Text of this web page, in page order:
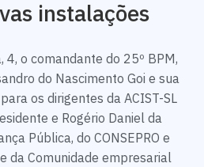
instalações
o comandante do 25º BPM,
do Nascimento Goi e sua
os dirigentes da ACIST-SL
e Rogério Daniel da
Pública, do CONSEPRO e
da Comunidade empresarial